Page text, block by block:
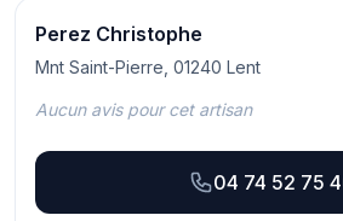
Perez Christophe
Mnt Saint-Pierre, 01240 Lent
Aucun avis pour cet artisan
04 74 52 75